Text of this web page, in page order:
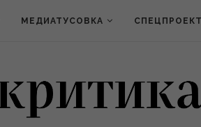
МЕДИАТУСОВКА